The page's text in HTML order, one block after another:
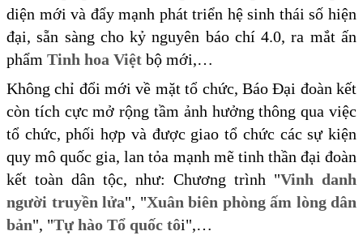
diện mới và đẩy mạnh phát triển hệ sinh thái số hiện
đại, sẵn sàng cho kỷ nguyên báo chí 4.0, ra mắt ấn
phẩm Tinh hoa Việt bộ mới,…
Không chỉ đổi mới về mặt tổ chức, Báo Đại đoàn kết
còn tích cực mở rộng tầm ảnh hưởng thông qua việc
tổ chức, phối hợp và được giao tổ chức các sự kiện
quy mô quốc gia, lan tỏa mạnh mẽ tinh thần đại đoàn
kết toàn dân tộc, như: Chương trình "Vinh danh
người truyền lửa", "Xuân biên phòng ấm lòng dân
bản", "Tự hào Tổ quốc tôi",…